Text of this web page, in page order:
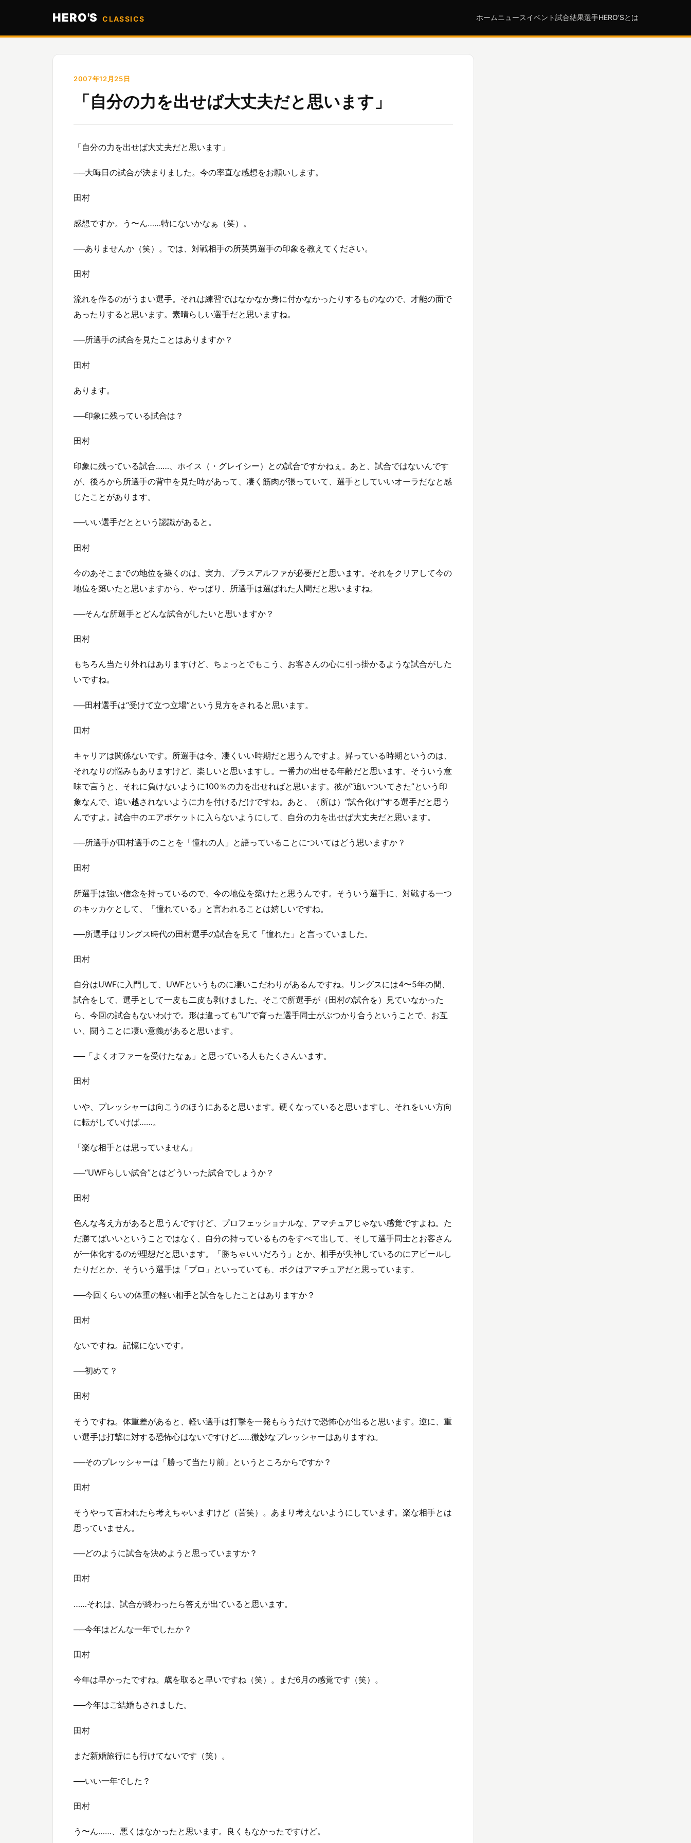
HERO'S CLASSICS ホーム ニュースイベント試合結果選手HERO'Sとは
2007年12月25日
「自分の力を出せば大丈夫だと思います」
「自分の力を出せば大丈夫だと思います」
──大晦日の試合が決まりました。今の率直な感想をお願いします。
田村
感想ですか。う〜ん……特にないかなぁ（笑）。
──ありませんか（笑）。では、対戦相手の所英男選手の印象を教えてください。
田村
流れを作るのがうまい選手。それは練習ではなかなか身に付かなかったりするものなので、才能の面で
あったりすると思います。素晴らしい選手だと思いますね。
──所選手の試合を見たことはありますか？
田村
あります。
──印象に残っている試合は？
田村
印象に残っている試合……、ホイス（・グレイシー）との試合ですかねぇ。あと、試合ではないんです
が、後ろから所選手の背中を見た時があって、凄く筋肉が張っていて、選手としていいオーラだなと感
じたことがあります。
──いい選手だとという認識があると。
田村
今のあそこまでの地位を築くのは、実力、プラスアルファが必要だと思います。それをクリアして今の
地位を築いたと思いますから、やっぱり、所選手は選ばれた人間だと思いますね。
──そんな所選手とどんな試合がしたいと思いますか？
田村
もちろん当たり外れはありますけど、ちょっとでもこう、お客さんの心に引っ掛かるような試合がした
いですね。
──田村選手は“受けて立つ立場”という見方をされると思います。
田村
キャリアは関係ないです。所選手は今、凄くいい時期だと思うんですよ。昇っている時期というのは、
それなりの悩みもありますけど、楽しいと思いますし。一番力の出せる年齢だと思います。そういう意
味で言うと、それに負けないように100％の力を出せればと思います。彼が“追いついてきた”という印
象なんで、追い越されないように力を付けるだけですね。あと、（所は）“試合化け”する選手だと思う
んですよ。試合中のエアポケットに入らないようにして、自分の力を出せば大丈夫だと思います。
──所選手が田村選手のことを「憧れの人」と語っていることについてはどう思いますか？
田村
所選手は強い信念を持っているので、今の地位を築けたと思うんです。そういう選手に、対戦する一つ
のキッカケとして、「憧れている」と言われることは嬉しいですね。
──所選手はリングス時代の田村選手の試合を見て「憧れた」と言っていました。
田村
自分はUWFに入門して、UWFというものに凄いこだわりがあるんですね。リングスには4〜5年の間、
試合をして、選手として一皮も二皮も剥けました。そこで所選手が（田村の試合を）見ていなかった
ら、今回の試合もないわけで。形は違っても“U”で育った選手同士がぶつかり合うということで、お互
い、闘うことに凄い意義があると思います。
──「よくオファーを受けたなぁ」と思っている人もたくさんいます。
田村
いや、プレッシャーは向こうのほうにあると思います。硬くなっていると思いますし、それをいい方向
に転がしていけば……。
「楽な相手とは思っていません」
──“UWFらしい試合”とはどういった試合でしょうか？
田村
色んな考え方があると思うんですけど、プロフェッショナルな、アマチュアじゃない感覚ですよね。た
だ勝てばいいということではなく、自分の持っているものをすべて出して、そして選手同士とお客さん
が一体化するのが理想だと思います。「勝ちゃいいだろう」とか、相手が失神しているのにアピールし
たりだとか、そういう選手は「プロ」といっていても、ボクはアマチュアだと思っています。
──今回くらいの体重の軽い相手と試合をしたことはありますか？
田村
ないですね。記憶にないです。
──初めて？
田村
そうですね。体重差があると、軽い選手は打撃を一発もらうだけで恐怖心が出ると思います。逆に、重
い選手は打撃に対する恐怖心はないですけど……微妙なプレッシャーはありますね。
──そのプレッシャーは「勝って当たり前」というところからですか？
田村
そうやって言われたら考えちゃいますけど（苦笑）。あまり考えないようにしています。楽な相手とは
思っていません。
──どのように試合を決めようと思っていますか？
田村
……それは、試合が終わったら答えが出ていると思います。
──今年はどんな一年でしたか？
田村
今年は早かったですね。歳を取ると早いですね（笑）。まだ6月の感覚です（笑）。
──今年はご結婚もされました。
田村
まだ新婚旅行にも行けてないです（笑）。
──いい一年でした？
田村
う〜ん……、悪くはなかったと思います。良くもなかったですけど。